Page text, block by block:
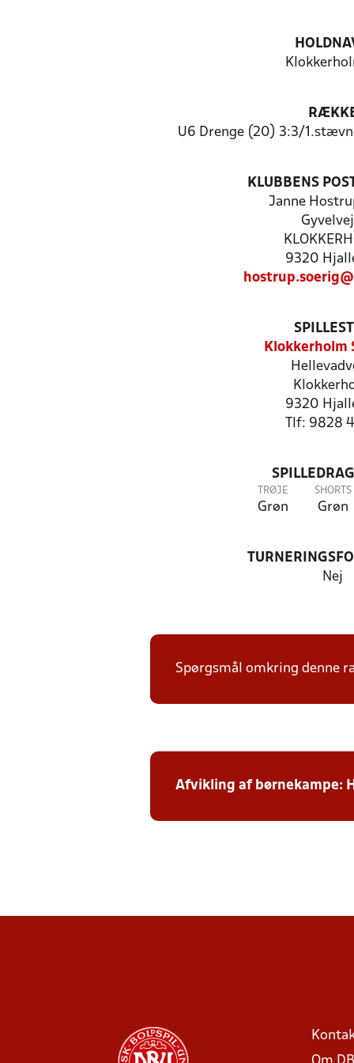
U6 Drenge (20) 3:3/
KLUBBENS
Janne
9320
Klokkerholm
9320
Tlf: 9828
TRØJE
Grøn
SHORTS
Grøn
Nej
Spørgsmål omkring denne
Afvikling af børnekampe: